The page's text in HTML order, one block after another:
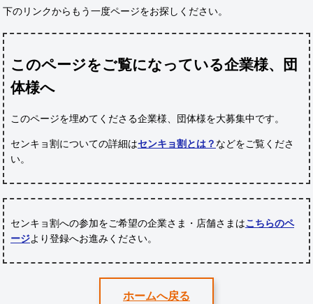
下のリンクからもう一度ページをお探しください。
このページをご覧になっている企業様、団
体様へ
このページを埋めてくださる企業様、団体様を大募集中です。
センキョ割についての詳細はセンキョ割とは？ などをご覧くださ
い。
センキョ割への参加をご希望の企業さま・店舗さまはこちらのペ
ージより登録へお進みください。
ホームへ戻る